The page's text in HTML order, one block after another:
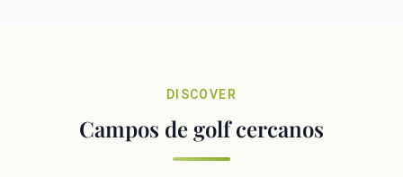
DISCOVER
Campos de golf cercanos